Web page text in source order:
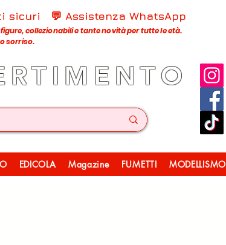
sicuri 💬 Assistenza WhatsApp
collezionabili e tante novità per tutte le età.
sorriso.
EDICOLA Magazine FUMETTI MODELLISMO